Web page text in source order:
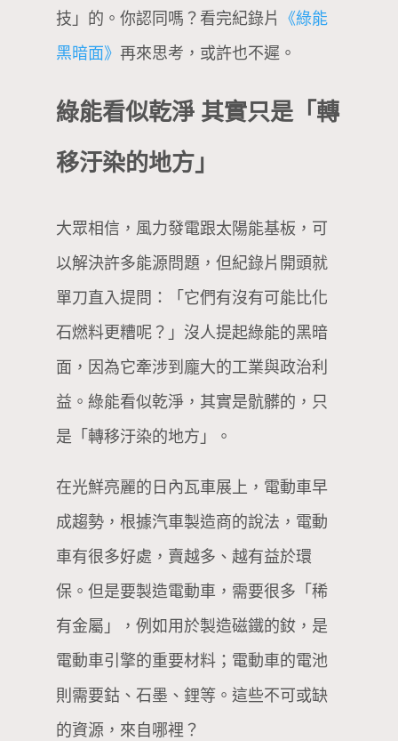
技」的。你認同嗎？看完紀錄片
《綠能
黑暗面》 再來思考，或許也不遲。
綠能看似乾淨 其實只是「轉
移汙染的地方」
大眾相信，風力發電跟太陽能基板，可
以解決許多能源問題，但紀錄片開頭就
單刀直入提問：「它們有沒有可能比化
石燃料更糟呢？」沒人提起綠能的黑暗
面，因為它牽涉到龐大的工業與政治利
益。綠能看似乾淨，其實是骯髒的，只
是「轉移汙染的地方」。
在光鮮亮麗的日內瓦車展上，電動車早
成趨勢，根據汽車製造商的說法，電動
車有很多好處，賣越多、越有益於環
保。但是要製造電動車，需要很多「稀
有金屬」，例如用於製造磁鐵的釹，是
電動車引擎的重要材料；電動車的電池
則需要鈷、石墨、鋰等。這些不可或缺
的資源，來自哪裡？